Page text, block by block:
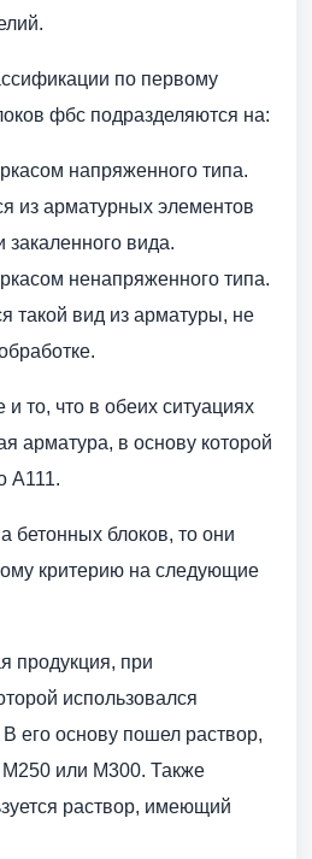
по первому
фбс подразделяются на:
напряженного типа.
из арматурных элементов
закаленного вида.
ненапряженного типа.
такой вид из арматуры, не
и то, что в обеих ситуациях
арматура, в основу которой
А111.
бетонных блоков, то они
критерию на следующие
продукция, при
использовался
его основу пошел раствор,
М250 или М300. Также
раствор, имеющий